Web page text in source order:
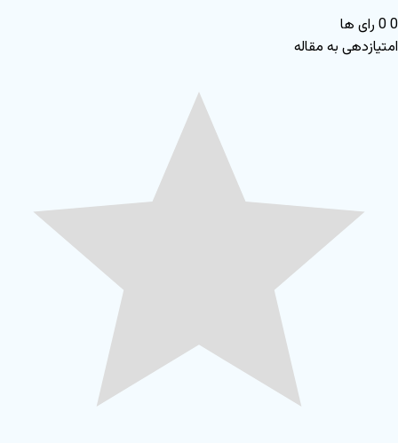
0
0 رای ها
امتیازدهی به مقاله